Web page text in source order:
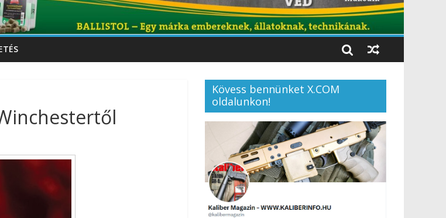
Kövess bennünket X.COM
oldalunkon!